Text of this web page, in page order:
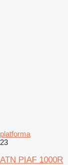
platforma
23
ATN PIAF 1000R